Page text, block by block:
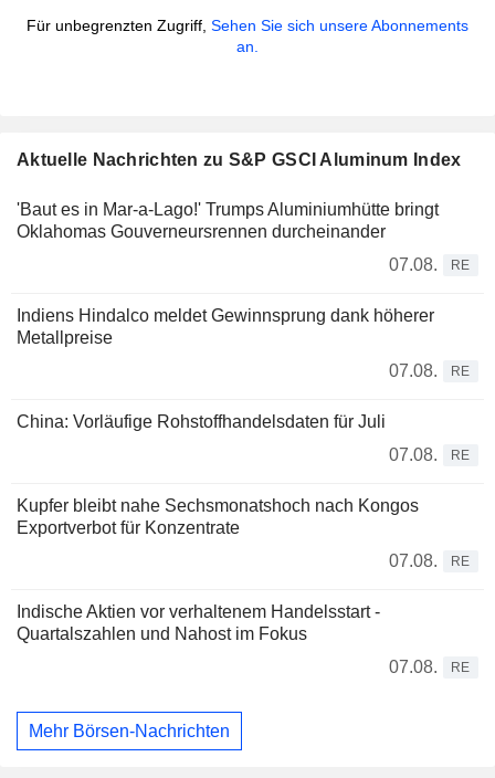
Für unbegrenzten Zugriff, Sehen Sie sich unsere Abonnements
an.
Aktuelle Nachrichten zu S&P GSCI Aluminum Index
'Baut es in Mar-a-Lago!' Trumps Aluminiumhütte bringt
Oklahomas Gouverneursrennen durcheinander
07.08.
RE
Indiens Hindalco meldet Gewinnsprung dank höherer
Metallpreise
07.08.
RE
China: Vorläufige Rohstoffhandelsdaten für Juli
07.08.
RE
Kupfer bleibt nahe Sechsmonatshoch nach Kongos
Exportverbot für Konzentrate
07.08.
RE
Indische Aktien vor verhaltenem Handelsstart -
Quartalszahlen und Nahost im Fokus
07.08.
RE
Mehr Börsen-Nachrichten